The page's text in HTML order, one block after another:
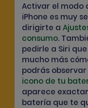
Activar el modo
iPhone es muy
dirigirte a
consumo.
pedirle a Siri
mucho más
podrás observar
icono de tu
aparece
batería que te